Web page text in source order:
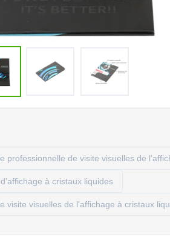
professionnelle de visite visuelles de
à cristaux liquides
visite visuelles de l'affichage à cristaux